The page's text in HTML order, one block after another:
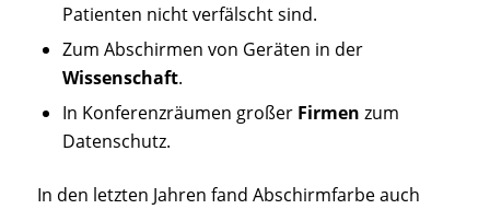
Patienten nicht verfälscht sind.
Zum Abschirmen von Geräten in der
Wissenschaft.
In Konferenzräumen großer Firmen zum
Datenschutz.
In den letzten Jahren fand Abschirmfarbe auch